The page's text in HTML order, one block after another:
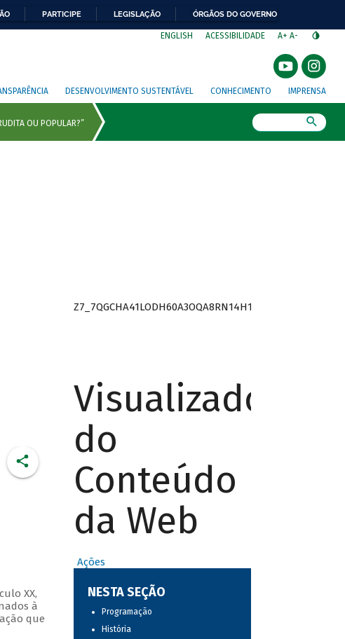
PARTICIPE LEGISLAÇÃO ÓRGÃOS DO GOVERNO
ENGLISH ACESSIBILIDADE A+ A-
DESENVOLVIMENTO SUSTENTÁVEL CONHECIMENTO IMPRENSA
XX,
à
que
Z7_7QGCHA41LODH60A3OQA8RN14H1
Visualizador
do
Conteúdo
da Web
Ações
NESTA SEÇÃO
Programação
História